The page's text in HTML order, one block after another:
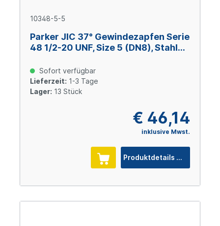
10348-5-5
Parker JIC 37° Gewindezapfen Serie
48 1/2-20 UNF, Size 5 (DN8), Stahl
Sofort verfügbar
Lieferzeit: 1-3 Tage
Lager: 13 Stück
€ 46,14
inklusive Mwst.
Produktdetails